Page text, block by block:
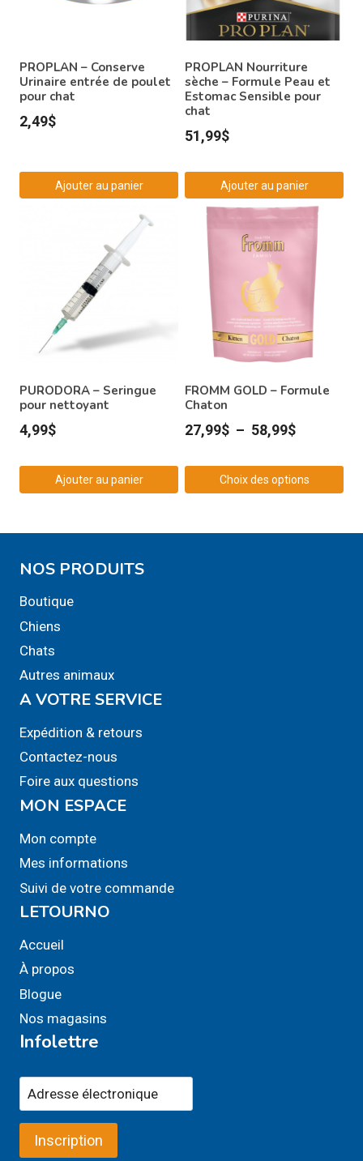
PROPLAN – Conserve
Urinaire entrée de poulet
pour chat
2,49$
Ajouter au panier
PROPLAN Nourriture
sèche – Formule Peau et
Estomac Sensible pour
chat
51,99$
Ajouter au panier
PURODORA – Seringue
pour nettoyant
4,99$
Ajouter au panier
FROMM GOLD – Formule
Chaton
27,99$ – 58,99$Plage
prix :
27,99$
Choix des options
NOS PRODUITS
Boutique
Chiens
Chats
Autres animaux
A VOTRE SERVICE
Expédition & retours
Contactez-nous
Foire aux questions
MON ESPACE
Mon compte
Mes informations
Suivi de votre commande
LETOURNO
Accueil
À propos
Blogue
Nos magasins
Infolettre
Inscription